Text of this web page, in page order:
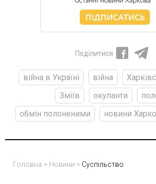
Поділитися
війна в Україні війна
Зміїв
окупанти
обмін полоненими
новини
Головна > Новини > Суспільство